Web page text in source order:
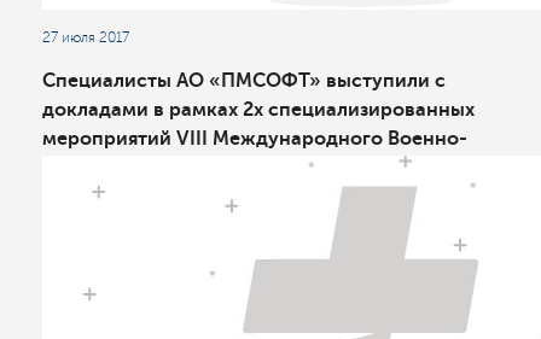
27 июля 2017
Специалисты АО «ПМСОФТ» выступили с
докладами в рамках 2х специализированных
мероприятий VIII Международного Военно-
Морского Салона МВМС-2017